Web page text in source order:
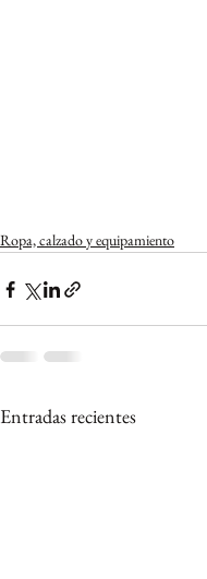
Ropa, calzado y equipamiento
Entradas recientes